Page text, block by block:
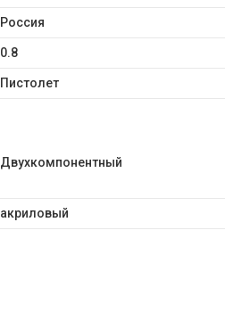
Россия
0.8
Пистолет
Двухкомпонентный
акриловый